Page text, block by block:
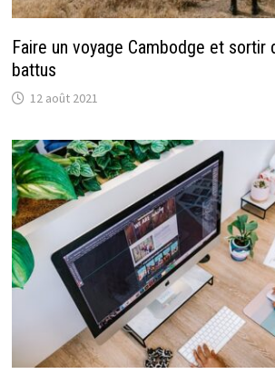
Faire un voyage Cambodge et sortir
battus
12 août 2021